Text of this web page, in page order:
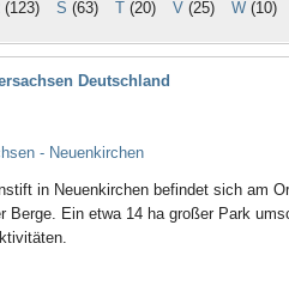
(123) S (63) T (20) V (25) W (10)
Deutschland
- Neuenkirchen
in Neuenkirchen befindet sich am
Berge. Ein etwa 14 ha großer Park